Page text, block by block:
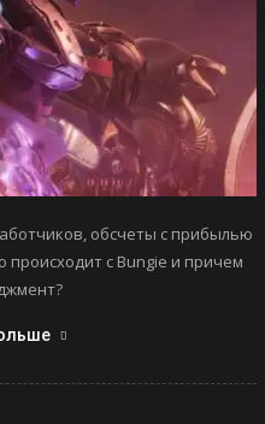
обсчеты с прибылью
происходит с Bungie и причем